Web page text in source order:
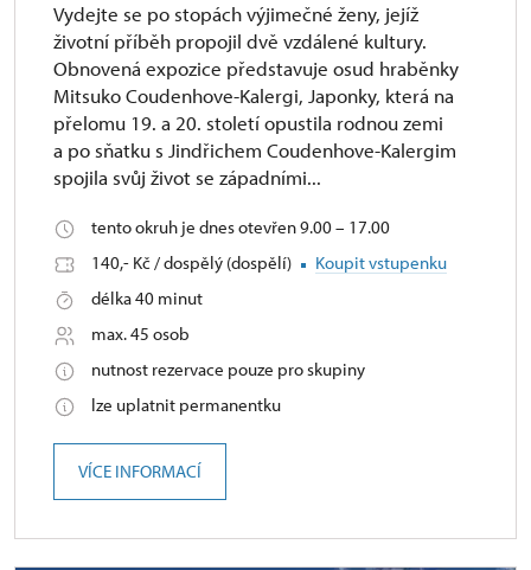
Vydejte se po stopách výjimečné ženy, jejíž
životní příběh propojil dvě vzdálené kultury.
Obnovená expozice představuje osud hraběnky
Mitsuko Coudenhove-Kalergi, Japonky, která na
přelomu 19. a 20. století opustila rodnou zemi
a po sňatku s Jindřichem Coudenhove-Kalergim
spojila svůj život se západními...
tento okruh je dnes otevřen 9.00 – 17.00
140,- Kč / dospělý (dospělí)
Koupit vstupenku
délka 40 minut
max. 45 osob
nutnost rezervace pouze pro skupiny
lze uplatnit permanentku
VÍCE INFORMACÍ